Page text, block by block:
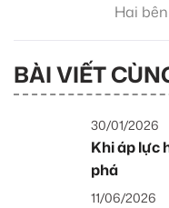
Hai
BÀI VIẾT
30/01/2026
Khi áp lực
phá
11/06/2026